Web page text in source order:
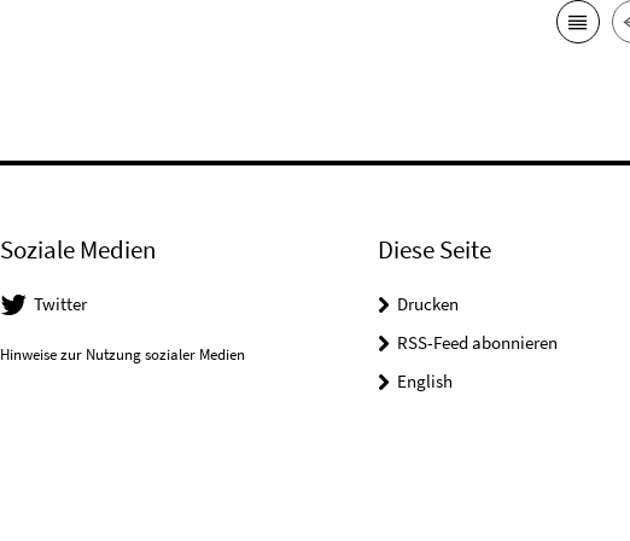
Soziale Medien
Twitter
Hinweise zur Nutzung sozialer Medien
Diese Seite
Drucken
RSS-Feed abonnieren
English